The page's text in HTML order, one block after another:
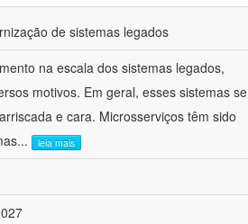
de sistemas legados
na escala dos sistemas legados,
motivos. Em geral, esses sistemas se
e cara. Microsserviços têm sido
... leia mais